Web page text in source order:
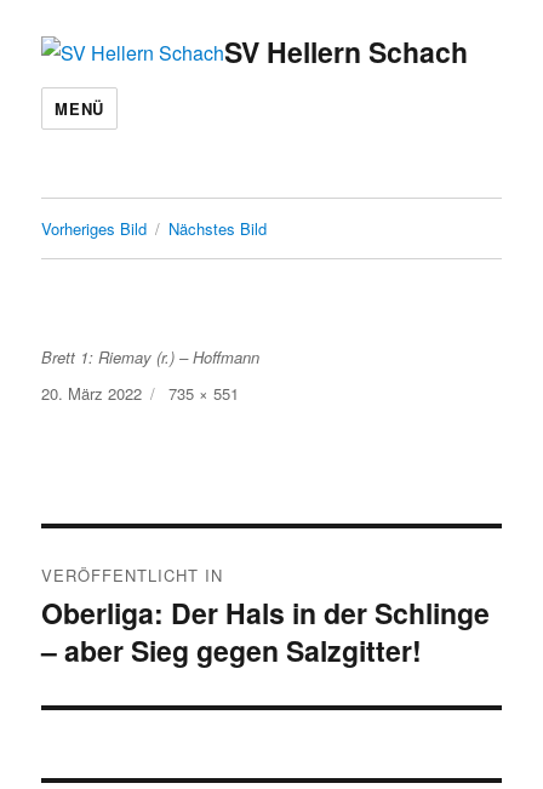
SV Hellern Schach
MENÜ
Vorheriges Bild Nächstes Bild
Brett 1: Riemay (r.) – Hoffmann
Veröffentlicht
am
20. März 2022 Volle
Größe
735 × 551
VERÖFFENTLICHT IN
Oberliga: Der Hals in der Schlinge
– aber Sieg gegen Salzgitter!